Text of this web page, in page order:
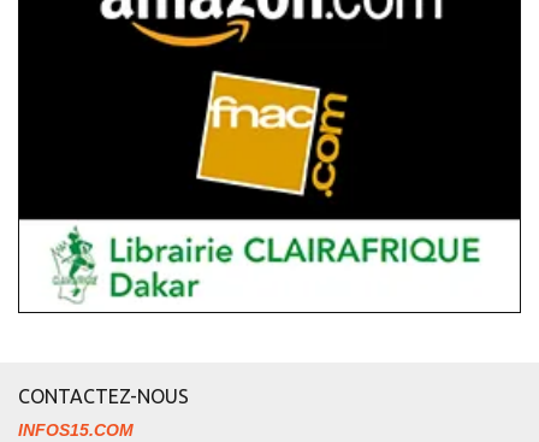
CONTACTEZ-NOUS
INFOS15.COM